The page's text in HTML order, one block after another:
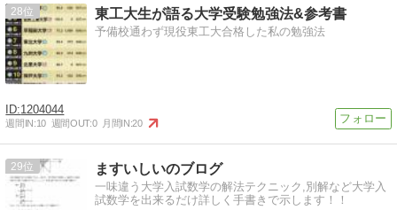
28 東工大生が語る大学受験勉強法&参考書
予備校通わず現役東工大合格した私の勉強法
1204044
週間IN:10 週間OUT:0 月間IN:20
29 ますいしいのブログ
一味違う大学入試数学の解法テクニック,別解など大学入
試数学を出来るだけ詳しく手書きで示します！！